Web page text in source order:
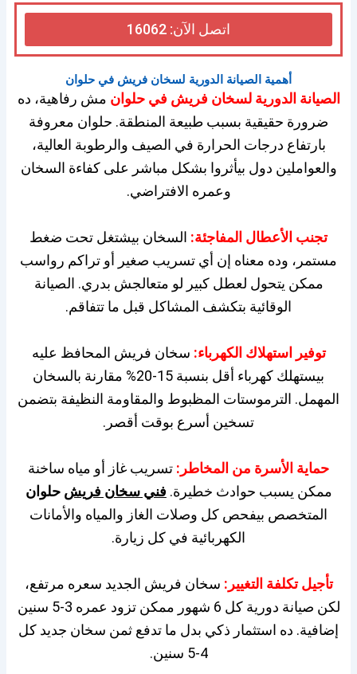
اتصل الآن: 16062
أهمية الصيانة الدورية لسخان فريش في حلوان
الصيانة الدورية لسخان فريش في حلوان مش رفاهية، ده
ضرورة حقيقية بسبب طبيعة المنطقة. حلوان معروفة
بارتفاع درجات الحرارة في الصيف والرطوبة العالية،
والعواملين دول بيأثروا بشكل مباشر على كفاءة السخان
وعمره الافتراضي.
تجنب الأعطال المفاجئة: السخان بيشتغل تحت ضغط
مستمر، وده معناه إن أي تسريب صغير أو تراكم رواسب
ممكن يتحول لعطل كبير لو متعالجش بدري. الصيانة
الوقائية بتكشف المشاكل قبل ما تتفاقم.
توفير استهلاك الكهرباء: سخان فريش المحافظ عليه
بيستهلك كهرباء أقل بنسبة 15-20% مقارنة بالسخان
المهمل. الترموستات المظبوط والمقاومة النظيفة بتضمن
تسخين أسرع بوقت أقصر.
حماية الأسرة من المخاطر: تسريب غاز أو مياه ساخنة
ممكن يسبب حوادث خطيرة. فني سخان فريش حلوان
المتخصص بيفحص كل وصلات الغاز والمياه والأمانات
الكهربائية في كل زيارة.
تأجيل تكلفة التغيير: سخان فريش الجديد سعره مرتفع،
لكن صيانة دورية كل 6 شهور ممكن تزود عمره 3-5 سنين
إضافية. ده استثمار ذكي بدل ما تدفع ثمن سخان جديد كل
4-5 سنين.